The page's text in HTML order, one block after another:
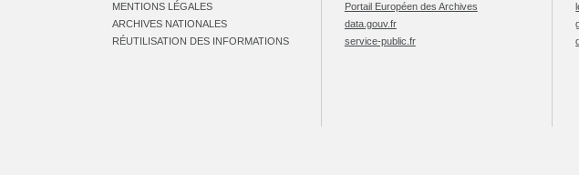
MENTIONS LÉGALES
ARCHIVES NATIONALES
RÉUTILISATION DES INFORMATIONS
Portail Européen des Archives
data.gouv.fr
service-public.fr